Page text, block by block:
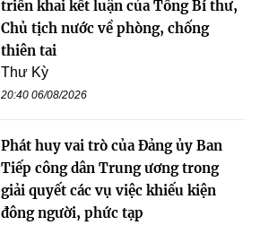
triển khai kết luận của Tổng Bí thư,
Chủ tịch nước về phòng, chống
thiên tai
Thư Kỳ
20:40 06/08/2026
Phát huy vai trò của Đảng ủy Ban
Tiếp công dân Trung ương trong
giải quyết các vụ việc khiếu kiện
đông người, phức tạp